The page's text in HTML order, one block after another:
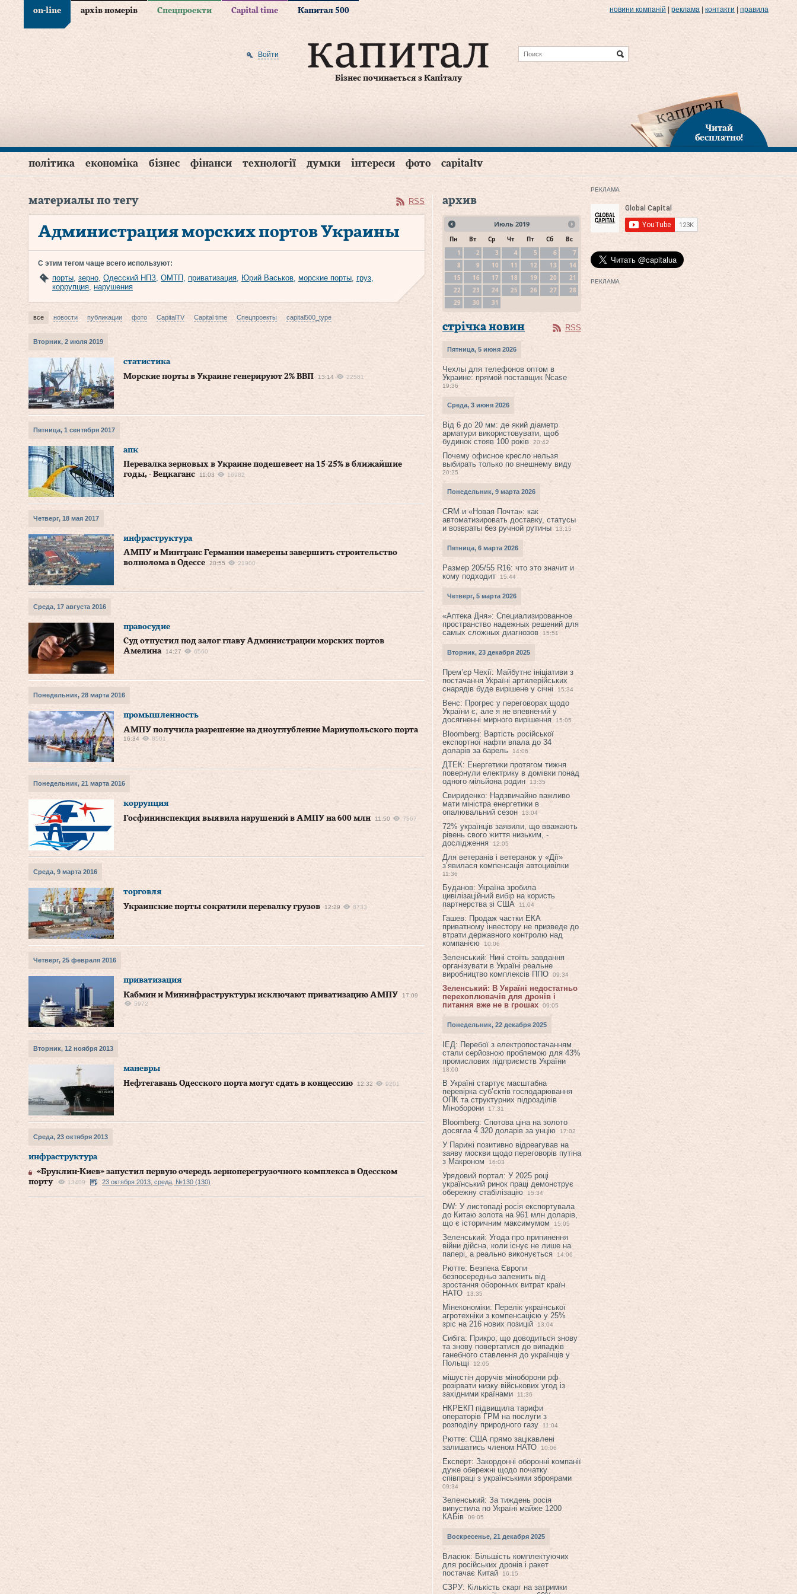
on-line архів номерів Спецпроекти Capital time Капитал 500 новини компаній реклама контакти правила
Бізнес починається з Капіталу
Войти
Читай
бесплатно!
політика економіка бізнес фінанси технології думки інтереси фото capitaltv
материалы по тегу RSS
Администрация морских портов Украины
С этим тегом чаще всего используют:
порты, зерно, Одесский НПЗ, ОМТП , приватизация, Юрий Васьков, морские порты, груз,
коррупция, нарушения
все новости публикации фото CapitalTV Capital time Спецпроекты capital500_type
Вторник, 2 июля 2019
статистика
Морские порты в Украине генерируют 2% ВВП
13:14 22581
Пятница, 1 сентября 2017
апк
Перевалка зерновых в Украине подешевеет на 15-25% в ближайшие
годы, - Вецкаганс
11:03 16982
Четверг, 18 мая 2017
инфраструктура
АМПУ и Минтранс Германии намерены завершить строительство
волнолома в Одессе
20:55 21900
Среда, 17 августа 2016
правосудие
Суд отпустил под залог главу Администрации морских портов
Амелина
14:27 6560
Понедельник, 28 марта 2016
промышленность
АМПУ получила разрешение на дноуглубление Мариупольского порта
16:34 8501
Понедельник, 21 марта 2016
коррупция
Госфининспекция выявила нарушений в АМПУ на 600 млн
11:50 7567
Среда, 9 марта 2016
торговля
Украинские порты сократили перевалку грузов
12:29 8733
Четверг, 25 февраля 2016
приватизация
Кабмин и Мининфраструктуры исключают приватизацию АМПУ
17:09
5972
Вторник, 12 ноября 2013
маневры
Нефтегавань Одесского порта могут сдать в концессию
12:32 9201
Среда, 23 октября 2013
инфраструктура
«Бруклин-Киев» запустил первую очередь зерноперегрузочного комплекса в Одесском
порту
13409 23 октября 2013, среда, №130 (130)
архив
Июль 2019
Пн Вт Ср Чт Пт Сб
Вс
1
2 3 4 5 6
7
8
9 10 11 12 13
14
15
16 17 18 19 20
21
22
23 24 25 26 27
28
29
30 31
стрічка новин RSS
Пятница, 5 июня 2026
Чехлы для телефонов оптом в
Украине: прямой поставщик Ncase
19:36
Среда, 3 июня 2026
Від 6 до 20 мм: де який діаметр
арматури використовувати, щоб
будинок стояв 100 років
20:42
Почему офисное кресло нельзя
выбирать только по внешнему виду
20:25
Понедельник, 9 марта 2026
CRM и «Новая Почта»: как
автоматизировать доставку, статусы
и возвраты без ручной рутины
13:15
Пятница, 6 марта 2026
Размер 205/55 R16: что это значит и
кому подходит
15:44
Четверг, 5 марта 2026
«Аптека Дня»: Специализированное
пространство надежных решений для
самых сложных диагнозов
15:51
Вторник, 23 декабря 2025
Прем’єр Чехії: Майбутнє ініціативи з
постачання Україні артилерійських
снарядів буде вирішене у січні
15:34
Венс: Прогрес у переговорах щодо
України є, але я не впевнений у
досягненні мирного вирішення
15:05
Bloomberg: Вартість російської
експортної нафти впала до 34
доларів за барель
14:06
ДТЕК: Енергетики протягом тижня
повернули електрику в домівки понад
одного мільйона родин
13:35
Свириденко: Надзвичайно важливо
мати міністра енергетики в
опалювальний сезон
13:04
72% українців заявили, що вважають
рівень свого життя низьким, -
дослідження
12:05
Для ветеранів і ветеранок у «Дії»
з’явилася компенсація автоцивілки
11:36
Буданов: Україна зробила
цивілізаційний вибір на користь
партнерства зі США
11:04
Гашев: Продаж частки ЕКА
приватному інвестору не призведе до
втрати державного контролю над
компанією
10:06
Зеленський: Нині стоїть завдання
організувати в Україні реальне
виробництво комплексів ППО
09:34
Зеленський: В Україні недостатньо
перехоплювачів для дронів і
питання вже не в грошах
09:05
Понедельник, 22 декабря 2025
ІЕД: Перебої з електропостачанням
стали серйозною проблемою для 43%
промислових підприємств України
18:00
В Україні стартує масштабна
перевірка суб’єктів господарювання
ОПК та структурних підрозділів
Міноборони
17:31
Bloomberg: Спотова ціна на золото
досягла 4 320 доларів за унцію
17:02
У Парижі позитивно відреагував на
заяву москви щодо переговорів путіна
з Макроном
16:03
Урядовий портал: У 2025 році
український ринок праці демонструє
обережну стабілізацію
15:34
DW: У листопаді росія експортувала
до Китаю золота на 961 млн доларів,
що є історичним максимумом
15:05
Зеленський: Угода про припинення
війни дійсна, коли існує не лише на
папері, а реально виконується
14:06
Рютте: Безпека Європи
безпосередньо залежить від
зростання оборонних витрат країн
НАТО
13:35
Мінекономіки: Перелік української
агротехніки з компенсацією у 25%
зріс на 216 нових позицій
13:04
Сибіга: Прикро, що доводиться знову
та знову повертатися до випадків
ганебного ставлення до українців у
Польщі
12:05
мішустін доручів міноборони рф
розірвати низку військових угод із
західними країнами
11:36
НКРЕКП підвищила тарифи
операторів ГРМ на послуги з
розподілу природного газу
11:04
Рютте: США прямо зацікавлені
залишатись членом НАТО
10:06
Експерт: Закордонні оборонні компанії
дуже обережні щодо початку
співпраці з українськими зброярами
09:34
Зеленський: За тиждень росія
випустила по Україні майже 1200
КАБів
09:05
Воскресенье, 21 декабря 2025
Власюк: Більшість комплектуючих
для російських дронів і ракет
постачає Китай
16:15
СЗРУ: Кількість скарг на затримки
РЕКЛАМА
РЕКЛАМА